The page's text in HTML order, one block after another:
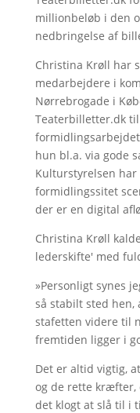
millionbeløb i den
nedbringelse af
Christina Krøll har
medarbejdere i
Nørrebrogade i
Teaterbilletter.dk
hun bl.a. via gode
Kulturstyrelsen
formidlingssitet
der er en digital
Christina Krøll
lederskifte' med
»Personligt synes
så stabilt sted hen,
stafetten videre til
fremtiden ligger i
Det er altid vigtig,
og de rette kræfter,
det klogt at slå til i